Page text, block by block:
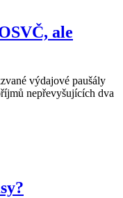
ale
výdajové paušály
nepřevyšujících dva